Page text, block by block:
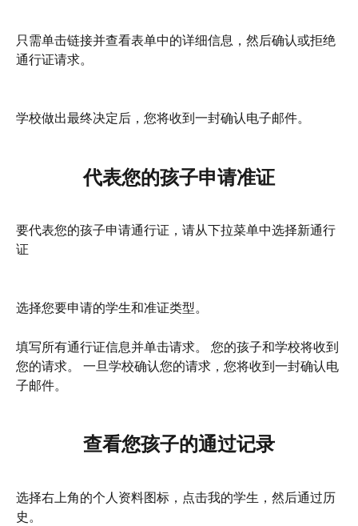
只需单击链接并查看表单中的详细信息，然后确认或拒绝
通行证请求。
学校做出最终决定后，您将收到一封确认电子邮件。
代表您的孩子申请准证
要代表您的孩子申请通行证，请从下拉菜单中选择新通行
证
选择您要申请的学生和准证类型。
填写所有通行证信息并单击请求。 您的孩子和学校将收到
您的请求。 一旦学校确认您的请求，您将收到一封确认电
子邮件。
查看您孩子的通过记录
选择右上角的个人资料图标，点击我的学生，然后通过历
史。